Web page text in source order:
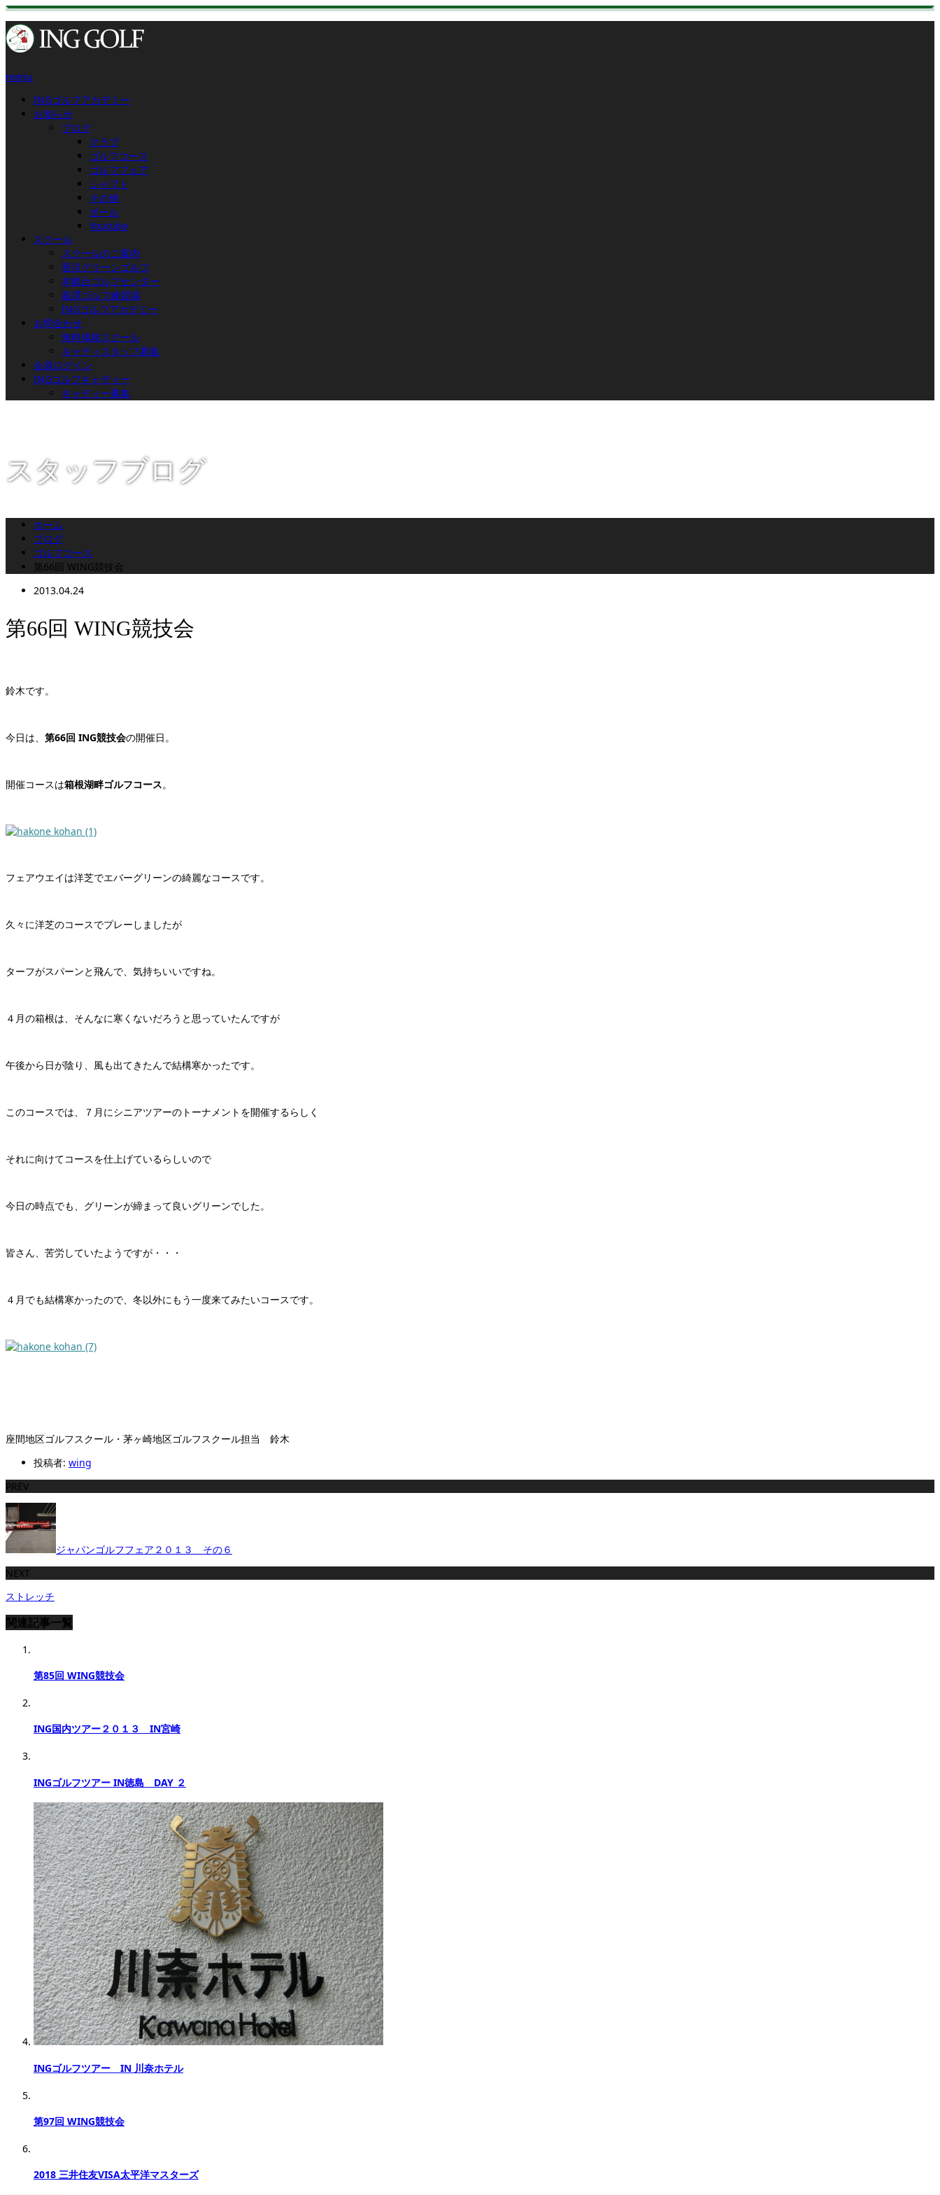
menu
INGゴルフアカデミー
お知らせ
ブログ
クラブ
ゴルフコース
ゴルフフェア
シャフト
その他
ボール
Youtube
スクール
スクールのご案内
香川グリーンゴルフ
本郷台ゴルフセンター
義澤ゴルフ練習場
INGゴルフアカデミー
お問合わせ
無料体験スクール
キャディスタッフ募集
会員ログイン
INGゴルフキャディー
キャディー募集
スタッフブログ
ホーム
ブログ
ゴルフコース
第66回 WING競技会
2013.04.24
第66回 WING競技会
鈴木です。
今日は、 第66回 ING競技会の開催日。
開催コースは箱根湖畔ゴルフコース。
フェアウエイは洋芝でエバーグリーンの綺麗なコースです。
久々に洋芝のコースでプレーしましたが
ターフがスパーンと飛んで、気持ちいいですね。
４月の箱根は、そんなに寒くないだろうと思っていたんですが
午後から日が陰り、風も出てきたんで結構寒かったです。
このコースでは、７月にシニアツアーのトーナメントを開催するらしく
それに向けてコースを仕上げているらしいので
今日の時点でも、グリーンが締まって良いグリーンでした。
皆さん、苦労していたようですが・・・
４月でも結構寒かったので、冬以外にもう一度来てみたいコースです。
座間地区ゴルフスクール・茅ヶ崎地区ゴルフスクール担当 鈴木
投稿者: wing
PREV
ジャパンゴルフフェア２０１３ その６
NEXT
ストレッチ
関連記事一覧
第85回 WING競技会
ING国内ツアー２０１３ IN宮崎
INGゴルフツアー IN徳島 DAY ２
INGゴルフツアー IN 川奈ホテル
第97回 WING競技会
2018 三井住友VISA太平洋マスターズ